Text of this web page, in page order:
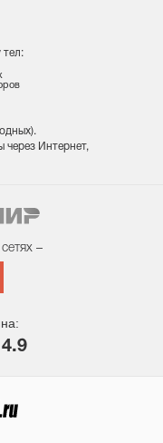
тел:
).
через Интернет,
–
4.9